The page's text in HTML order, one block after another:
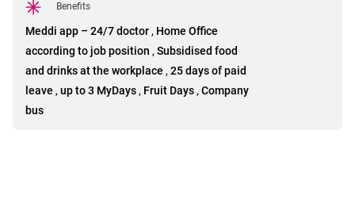
Benefits
Meddi app – 24/7 doctor , Home Office
according to job position , Subsidised food
and drinks at the workplace , 25 days of paid
leave , up to 3 MyDays , Fruit Days , Company
bus